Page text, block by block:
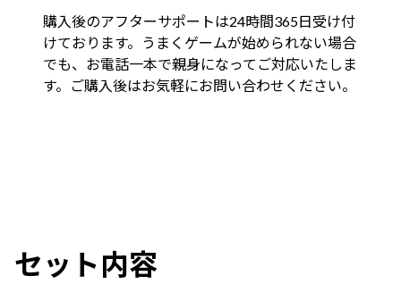
購入後のアフターサポートは24時間365日受け付
けております。うまくゲームが始められない場合
でも、お電話一本で親身になってご対応いたしま
す。ご購入後はお気軽にお問い合わせください。
セット内容